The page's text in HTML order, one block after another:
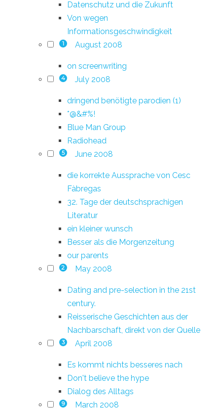
Datenschutz und die Zukunft
Von wegen
Informationsgeschwindigkeit
1 August 2008
on screenwriting
4 July 2008
dringend benötigte parodien (1)
*@&#%!
Blue Man Group
Radiohead
5 June 2008
die korrekte Aussprache von Cesc
Fàbregas
32. Tage der deutschsprachigen
Literatur
ein kleiner wunsch
Besser als die Morgenzeitung
our parents
2 May 2008
Dating and pre-selection in the 21st
century.
Reisserische Geschichten aus der
Nachbarschaft, direkt von der Quelle
3 April 2008
Es kommt nichts besseres nach
Don't believe the hype
Dialog des Alltags
9 March 2008